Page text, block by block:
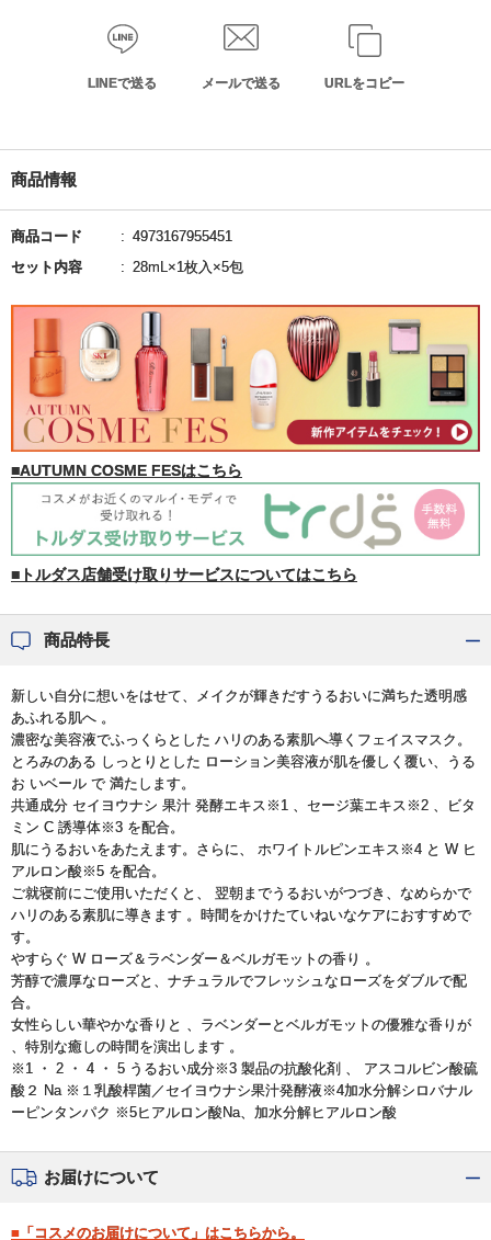
LINEで送る メールで送る URLをコピー
商品情報
商品コード
4973167955451
セット内容
28mL×1枚入×5包
■AUTUMN COSME FESはこちら
■トルダス店舗受け取りサービスについてはこちら
商品特長
新しい自分に想いをはせて、メイクが輝きだすうるおいに満ちた透明感
あふれる肌へ 。
濃密な美容液でふっくらとした ハリのある素肌へ導くフェイスマスク。
とろみのある しっとりとした ローション美容液が肌を優しく覆い、うる
お いベール で 満たします。
共通成分 セイヨウナシ 果汁 発酵エキス※1 、セージ葉エキス※2 、ビタ
ミン C 誘導体※3 を配合。
肌にうるおいをあたえます。さらに、 ホワイトルピンエキス※4 と W ヒ
アルロン酸※5 を配合。
ご就寝前にご使用いただくと、 翌朝までうるおいがつづき、なめらかで
ハリのある素肌に導きます 。時間をかけたていねいなケアにおすすめで
す。
やすらぐ W ローズ＆ラベンダー＆ベルガモットの香り 。
芳醇で濃厚なローズと、ナチュラルでフレッシュなローズをダブルで配
合。
女性らしい華やかな香りと 、ラベンダーとベルガモットの優雅な香りが
、特別な癒しの時間を演出します 。
※1 ・ 2 ・ 4 ・ 5 うるおい成分※3 製品の抗酸化剤 、 アスコルビン酸硫
酸２ Na ※１乳酸桿菌／セイヨウナシ果汁発酵液※4加水分解シロバナル
ーピンタンパク ※5ヒアルロン酸Na、加水分解ヒアルロン酸
お届けについて
■「コスメのお届けについて」はこちらから。